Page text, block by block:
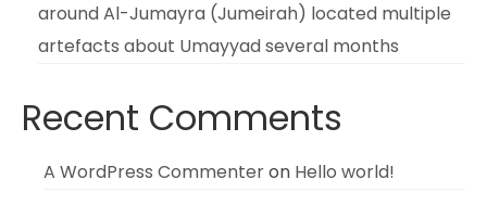
around Al-Jumayra (Jumeirah) located multiple
artefacts about Umayyad several months
Recent Comments
A WordPress Commenteron Hello world!